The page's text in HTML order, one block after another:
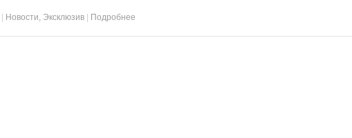
Новости, Эксклюзив Подробнее